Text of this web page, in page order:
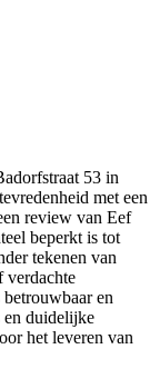
53 in
met een
review van Eef
beperkt is tot
tekenen van
verdachte
en
en duidelijke
het leveren van